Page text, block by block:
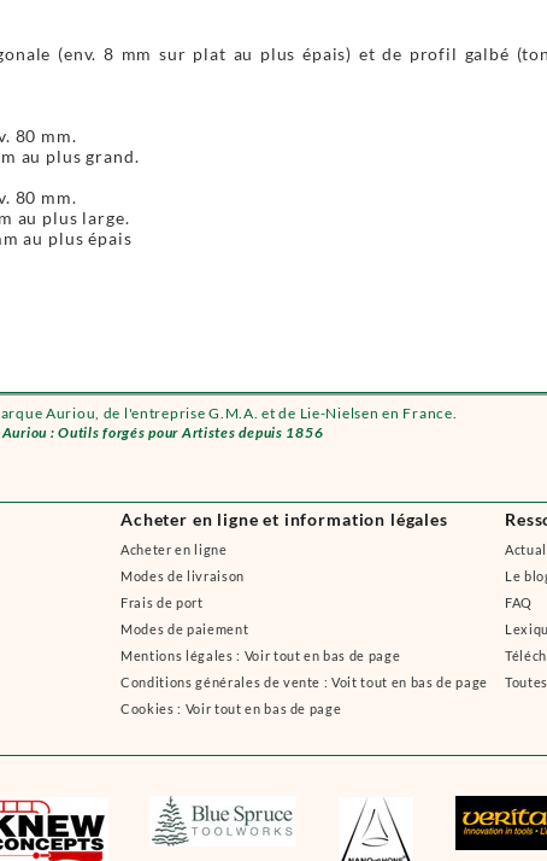
Auriou, de l'entreprise G.M.A. et de Lie-Nielsen en France.
Auriou : Outils forgés pour Artistes depuis 1856
Acheter en ligne et information légales
Acheter en ligne
Modes de livraison
Frais de port
Modes de paiement
Mentions légales : Voir tout en bas de page
Conditions générales de vente : Voit tout en bas de page
Cookies : Voir tout en bas de page
Le
FAQ
(env. 8 mm sur plat au plus épais) et de profil galbé
80 mm.
au plus grand.
80 mm.
au plus large.
au plus épais